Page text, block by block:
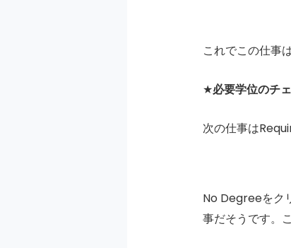
これでこの仕事
★必要学位のチ
次の仕事は
No Degreeをク
事だそうです。